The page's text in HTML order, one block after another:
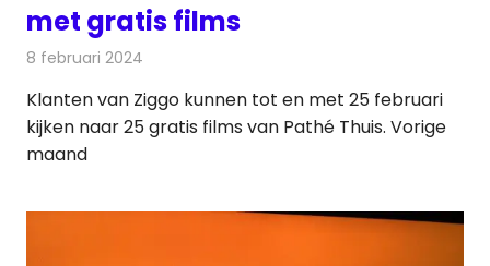
met gratis films
8 februari 2024
Klanten van Ziggo kunnen tot en met 25 februari
kijken naar 25 gratis films van Pathé Thuis. Vorige
maand